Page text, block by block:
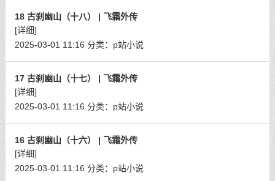
18 古刹幽山（十八） | 飞霜外传
[详细]
2025-03-01 11:16 分类： p站小说
17 古刹幽山（十七） | 飞霜外传
[详细]
2025-03-01 11:16 分类： p站小说
16 古刹幽山（十六） | 飞霜外传
[详细]
2025-03-01 11:16 分类： p站小说